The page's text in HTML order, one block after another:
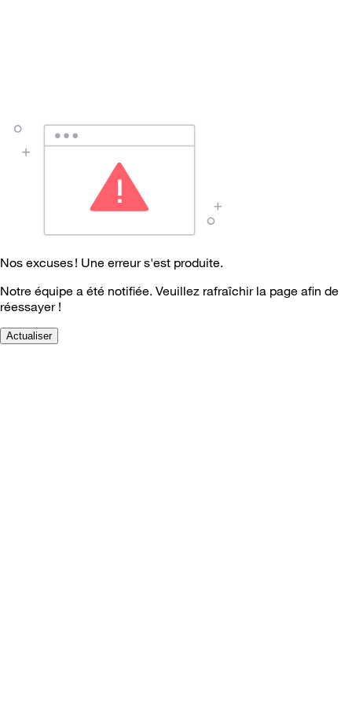
Nos excuses ! Une erreur s'est produite.
Notre équipe a été notifiée. Veuillez rafraîchir la page afin de
réessayer !
Actualiser